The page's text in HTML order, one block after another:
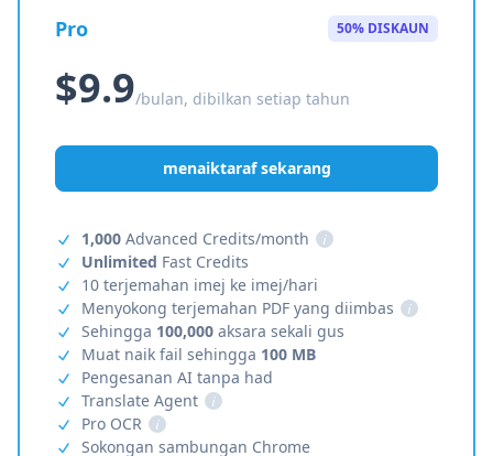
Pro 50% DISKAUN
$9.9/bulan, dibilkan setiap tahun
menaiktaraf sekarang
1,000 Advanced Credits/month
i
Unlimited Fast Credits
10 terjemahan imej ke imej/hari
Menyokong terjemahan PDF yang diimbas
i
Sehingga 100,000 aksara sekali gus
Muat naik fail sehingga 100 MB
Pengesanan AI tanpa had
Translate Agent
i
Pro OCR
i
Sokongan sambungan Chrome